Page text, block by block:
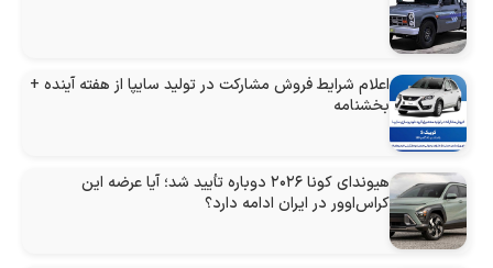
اعلام شرایط فروش مشارکت در تولید سایپا از هفته آینده +
بخشنامه
هیوندای کونا ۲۰۲۶ دوباره تأیید شد؛ آیا عرضه این
کراس‌اوور در ایران ادامه دارد؟